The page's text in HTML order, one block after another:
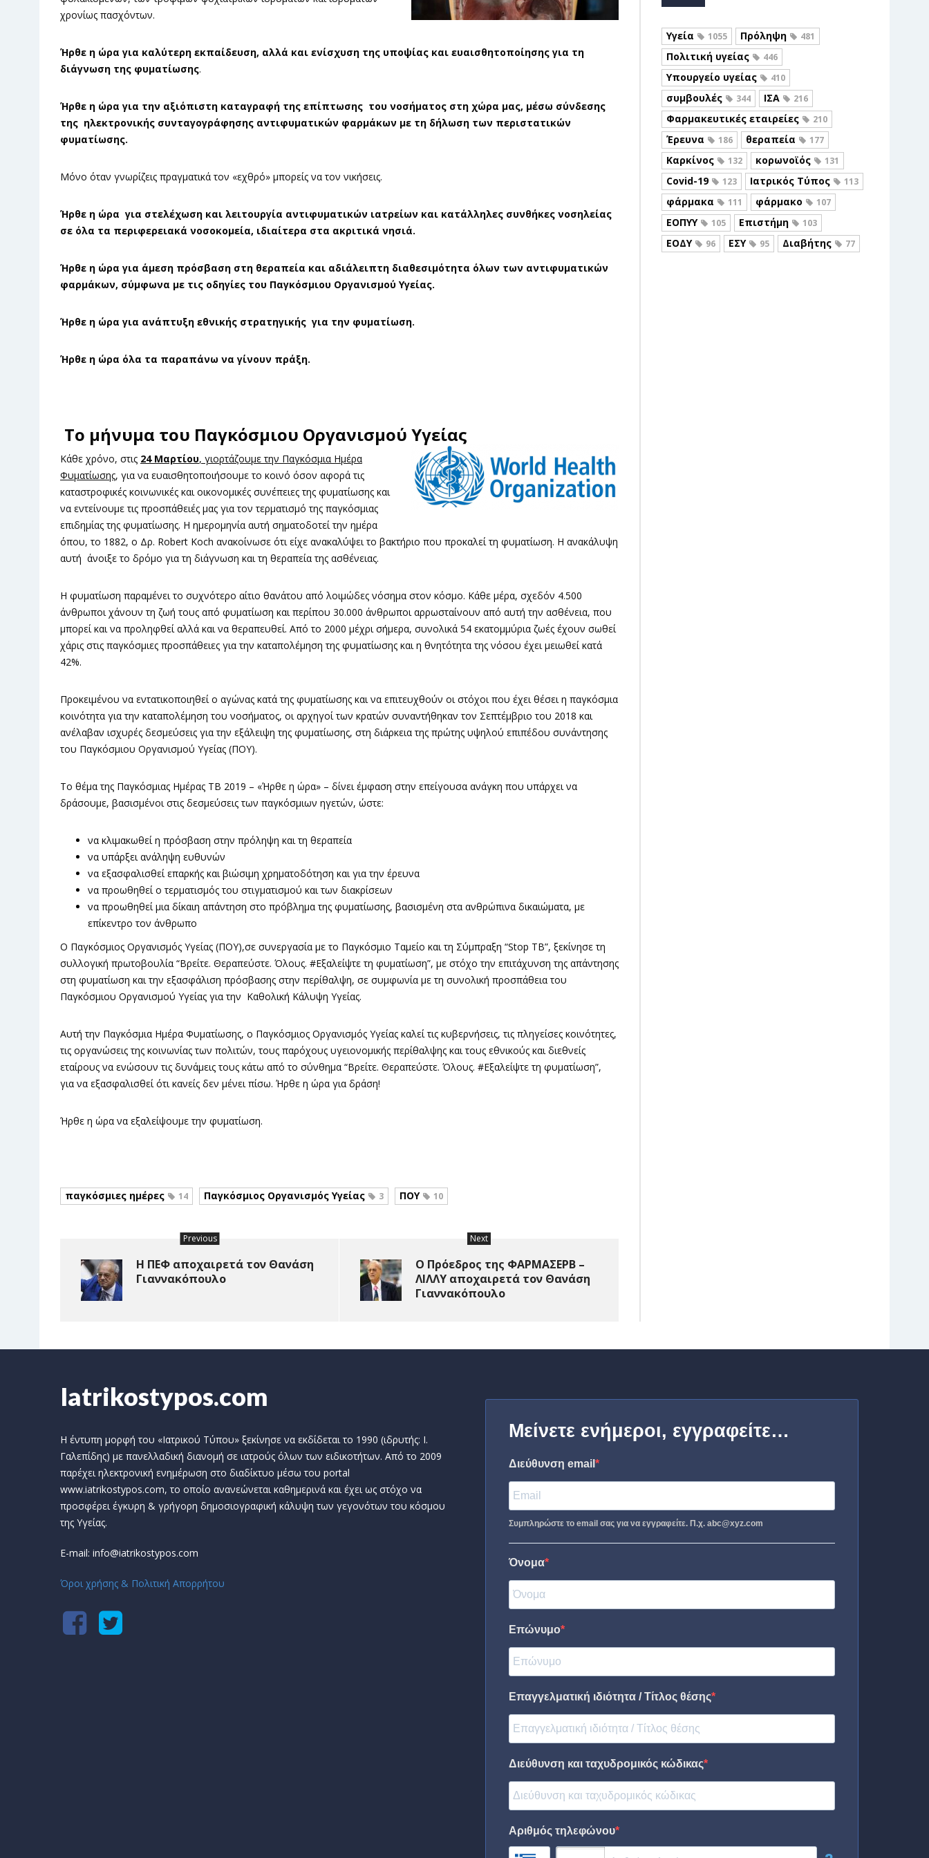
χρονίως πασχόντων.
Ήρθε η ώρα για καλύτερη εκπαίδευση, αλλά και ενίσχυση της υποψίας και ευαισθητοποίησης για τη
διάγνωση της φυματίωσης.
Ήρθε η ώρα για την αξιόπιστη καταγραφή της επίπτωσης του νοσήματος στη χώρα μας, μέσω σύνδεσης
της ηλεκτρονικής συνταγογράφησης αντιφυματικών φαρμάκων με τη δήλωση των περιστατικών
φυματίωσης.
Μόνο όταν γνωρίζεις πραγματικά τον «εχθρό» μπορείς να τον νικήσεις.
Ήρθε η ώρα για στελέχωση και λειτουργία αντιφυματικών ιατρείων και κατάλληλες συνθήκες νοσηλείας
σε όλα τα περιφερειακά νοσοκομεία, ιδιαίτερα στα ακριτικά νησιά.
Ήρθε η ώρα για άμεση πρόσβαση στη θεραπεία και αδιάλειπτη διαθεσιμότητα όλων των αντιφυματικών
φαρμάκων, σύμφωνα με τις οδηγίες του Παγκόσμιου Οργανισμού Υγείας.
Ήρθε η ώρα για ανάπτυξη εθνικής στρατηγικής για την φυματίωση.
Ήρθε η ώρα όλα τα παραπάνω να γίνουν πράξη.
Το μήνυμα του Παγκόσμιου Οργανισμού Υγείας
Κάθε χρόνο, στις 24 Μαρτίου, γιορτάζουμε την Παγκόσμια Ημέρα
Φυματίωσης, για να ευαισθητοποιήσουμε το κοινό όσον αφορά τις
καταστροφικές κοινωνικές και οικονομικές συνέπειες της φυματίωσης και
να εντείνουμε τις προσπάθειές μας για τον τερματισμό της παγκόσμιας
επιδημίας της φυματίωσης. Η ημερομηνία αυτή σηματοδοτεί την ημέρα
όπου, το 1882, ο Δρ. Robert Koch ανακοίνωσε ότι είχε ανακαλύψει το βακτήριο που προκαλεί τη φυματίωση. Η ανακάλυψη
αυτή άνοιξε το δρόμο για τη διάγνωση και τη θεραπεία της ασθένειας.
Η φυματίωση παραμένει το συχνότερο αίτιο θανάτου από λοιμώδες νόσημα στον κόσμο. Κάθε μέρα, σχεδόν 4.500
άνθρωποι χάνουν τη ζωή τους από φυματίωση και περίπου 30.000 άνθρωποι αρρωσταίνουν από αυτή την ασθένεια, που
μπορεί και να προληφθεί αλλά και να θεραπευθεί. Από το 2000 μέχρι σήμερα, συνολικά 54 εκατομμύρια ζωές έχουν σωθεί
χάρις στις παγκόσμιες προσπάθειες για την καταπολέμηση της φυματίωσης και η θνητότητα της νόσου έχει μειωθεί κατά
42%.
Προκειμένου να εντατικοποιηθεί ο αγώνας κατά της φυματίωσης και να επιτευχθούν οι στόχοι που έχει θέσει η παγκόσμια
κοινότητα για την καταπολέμηση του νοσήματος, οι αρχηγοί των κρατών συναντήθηκαν τον Σεπτέμβριο του 2018 και
ανέλαβαν ισχυρές δεσμεύσεις για την εξάλειψη της φυματίωσης, στη διάρκεια της πρώτης υψηλού επιπέδου συνάντησης
του Παγκόσμιου Οργανισμού Υγείας (ΠΟΥ).
Το θέμα της Παγκόσμιας Ημέρας TB 2019 – «Ήρθε η ώρα» – δίνει έμφαση στην επείγουσα ανάγκη που υπάρχει να
δράσουμε, βασισμένοι στις δεσμεύσεις των παγκόσμιων ηγετών, ώστε:
να κλιμακωθεί η πρόσβαση στην πρόληψη και τη θεραπεία
να υπάρξει ανάληψη ευθυνών
να εξασφαλισθεί επαρκής και βιώσιμη χρηματοδότηση και για την έρευνα
να προωθηθεί ο τερματισμός του στιγματισμού και των διακρίσεων
να προωθηθεί μια δίκαιη απάντηση στο πρόβλημα της φυματίωσης, βασισμένη στα ανθρώπινα δικαιώματα, με
επίκεντρο τον άνθρωπο
Ο Παγκόσμιος Οργανισμός Υγείας (ΠΟΥ),σε συνεργασία με το Παγκόσμιο Ταμείο και τη Σύμπραξη “Stop TB”, ξεκίνησε τη
συλλογική πρωτοβουλία “Βρείτε. Θεραπεύστε. Όλους. #Εξαλείψτε τη φυματίωση”, με στόχο την επιτάχυνση της απάντησης
στη φυματίωση και την εξασφάλιση πρόσβασης στην περίθαλψη, σε συμφωνία με τη συνολική προσπάθεια του
Παγκόσμιου Οργανισμού Υγείας για την Καθολική Κάλυψη Υγείας.
Αυτή την Παγκόσμια Ημέρα Φυματίωσης, ο Παγκόσμιος Οργανισμός Υγείας καλεί τις κυβερνήσεις, τις πληγείσες κοινότητες,
τις οργανώσεις της κοινωνίας των πολιτών, τους παρόχους υγειονομικής περίθαλψης και τους εθνικούς και διεθνείς
εταίρους να ενώσουν τις δυνάμεις τους κάτω από το σύνθημα “Βρείτε. Θεραπεύστε. Όλους. #Εξαλείψτε τη φυματίωση”,
για να εξασφαλισθεί ότι κανείς δεν μένει πίσω. Ήρθε η ώρα για δράση!
Ήρθε η ώρα να εξαλείψουμε την φυματίωση.
παγκόσμιες ημέρες 14 Παγκόσμιος Οργανισμός Υγείας 3 ΠΟΥ 10
Previous
Η ΠΕΦ αποχαιρετά τον Θανάση
Γιαννακόπουλο
Next
Ο Πρόεδρος της ΦΑΡΜΑΣΕΡΒ –
ΛΙΛΛΥ αποχαιρετά τον Θανάση
Γιαννακόπουλο
Υγεία 1055 Πρόληψη 481
Πολιτική υγείας 446
Υπουργείο υγείας 410
συμβουλές 344 ΙΣΑ 216
Φαρμακευτικές εταιρείες 210
Έρευνα 186 θεραπεία 177
Καρκίνος 132 κορωνοϊός 131
Covid-19 123 Ιατρικός Τύπος 113
φάρμακα 111 φάρμακο 107
ΕΟΠΥΥ 105 Επιστήμη 103
ΕΟΔΥ 96 ΕΣΥ 95 Διαβήτης 77
Iatrikostypos.com
Η έντυπη μορφή του «Ιατρικού Τύπου» ξεκίνησε να εκδίδεται το 1990 (ιδρυτής: Ι.
Γαλεπίδης) με πανελλαδική διανομή σε ιατρούς όλων των ειδικοτήτων. Από το 2009
παρέχει ηλεκτρονική ενημέρωση στο διαδίκτυο μέσω του portal
www.iatrikostypos.com, το οποίο ανανεώνεται καθημερινά και έχει ως στόχο να
προσφέρει έγκυρη & γρήγορη δημοσιογραφική κάλυψη των γεγονότων του κόσμου
της Υγείας.
E-mail: info@iatrikostypos.com
Όροι χρήσης & Πολιτική Απορρήτου
Μείνετε ενήμεροι, εγγραφείτε…
Διεύθυνση email
Συμπληρώστε το email σας για να εγγραφείτε. Π.χ. abc@xyz.com
Όνομα
Επώνυμο
Επαγγελματική ιδιότητα / Τίτλος θέσης
Διεύθυνση και ταχυδρομικός κώδικας
Αριθμός τηλεφώνου